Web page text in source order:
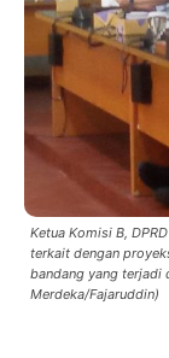
Ketua Komisi B,
terkait dengan
bandang yang terjadi
Merdeka/Fajaruddin)